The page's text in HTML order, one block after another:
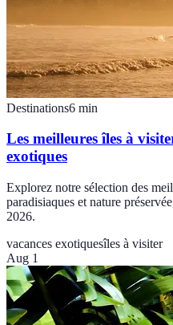
Destinations6 min
Les meilleures îles à
exotiques
Explorez notre sélection des
paradisiaques et nature
2026.
vacances exotiquesîles à visiter
Aug 1